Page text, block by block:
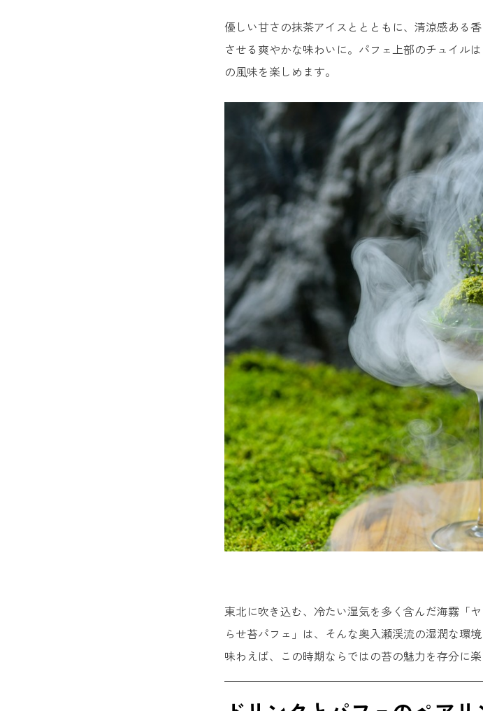
優しい甘さの抹茶アイスととともに、清涼感ある
させる爽やかな味わいに。パフェ上部のチュイル
の風味を楽しめます。
東北に吹き込む、冷たい湿気を多く含んだ海霧「
らせ苔パフェ」は、そんな奥入瀬渓流の湿潤な環
味わえば、この時期ならではの苔の魅力を存分に楽